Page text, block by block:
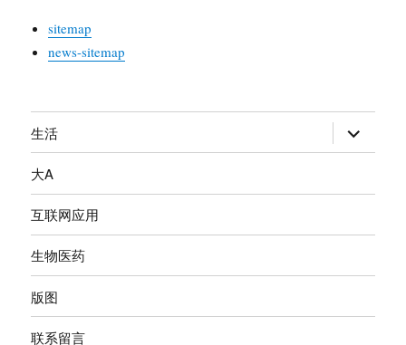
sitemap
news-sitemap
生活
开
大A
互联网应用
生物医药
版图
联系留言